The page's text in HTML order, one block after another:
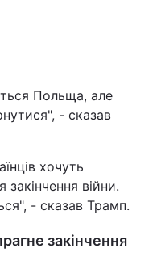
Польща, але
- сказав
хочуть
закінчення війни.
- сказав Трамп.
закінчення